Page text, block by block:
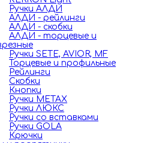
Ручки АЛДИ
АЛДИ - рейлинги
АЛДИ - скобки
АЛДИ - торцевые и
Ручки SETE, AVIOR, MF
Торцевые и профильные
Рейлинги
Скобки
Кнопки
Ручки METAX
Ручки ЛЮКС
Ручки со вставками
Ручки GOLA
Крючки